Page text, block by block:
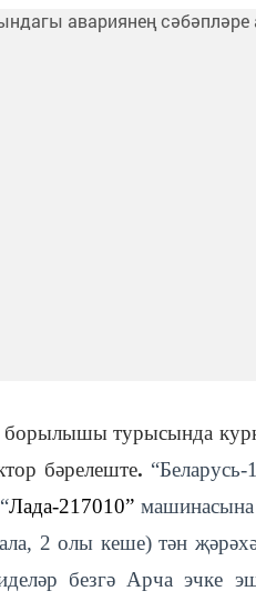
турысында
бәрелеште.
Лада-217010”
2 олы кеше) тән
безгә Арча эчке